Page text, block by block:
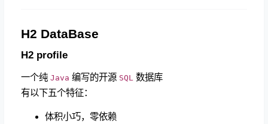
H2 DataBase
H2 profile
一个纯 Java 编写的开源 SQL 数据库
有以下五个特征：
体积小巧，零依赖